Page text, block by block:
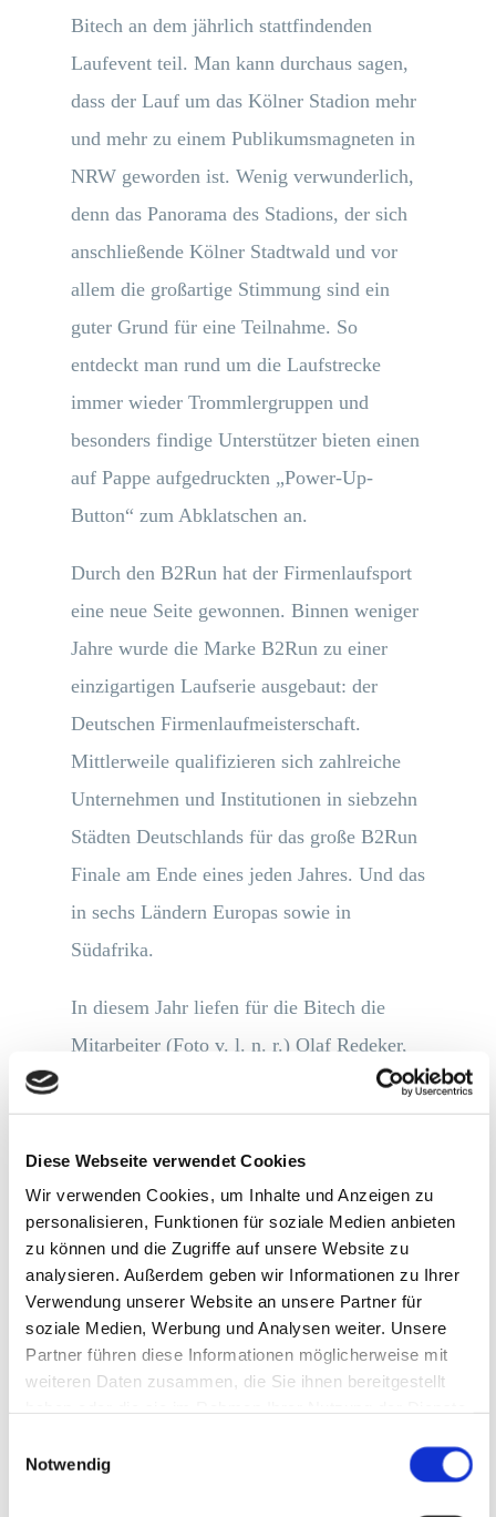
Diese Webseite verwendet Cookies
Wir verwenden Cookies, um Inhalte und Anzeigen zu
personalisieren, Funktionen für soziale Medien anbieten
zu können und die Zugriffe auf unsere Website zu
analysieren. Außerdem geben wir Informationen zu Ihrer
Verwendung unserer Website an unsere Partner für
soziale Medien, Werbung und Analysen weiter. Unsere
Partner führen diese Informationen möglicherweise mit
weiteren Daten zusammen, die Sie ihnen bereitgestellt
Notwendig
Bitech an dem jährlich stattfindenden
Laufevent teil. Man kann durchaus sagen,
dass der Lauf um das Kölner Stadion mehr
und mehr zu einem Publikumsmagneten in
NRW geworden ist. Wenig verwunderlich,
denn das Panorama des Stadions, der sich
anschließende Kölner Stadtwald und vor
allem die großartige Stimmung sind ein
guter Grund für eine Teilnahme. So
entdeckt man rund um die Laufstrecke
immer wieder Trommlergruppen und
besonders findige Unterstützer bieten einen
auf Pappe aufgedruckten „Power-Up-
Button“ zum Abklatschen an.
Durch den B2Run hat der Firmenlaufsport
eine neue Seite gewonnen. Binnen weniger
Jahre wurde die Marke B2Run zu einer
einzigartigen Laufserie ausgebaut: der
Deutschen Firmenlaufmeisterschaft.
Mittlerweile qualifizieren sich zahlreiche
Unternehmen und Institutionen in siebzehn
Städten Deutschlands für das große B2Run
Finale am Ende eines jeden Jahres. Und das
in sechs Ländern Europas sowie in
Südafrika.
In diesem Jahr liefen für die Bitech die
Mitarbeiter (Foto v. l. n. r.) Olaf Redeker,
Mathias Furlan, Bajram Midzaiti, Reiner
Geißdörfer, Thorsten Lehmann und Thomas
Barleben.
Die Anmeldung für 2019 kann schon bald
ausgefüllt werden – wir sind wieder mit
dabei!
Neueste Beiträge
Mi, 22.07. Webinar » Entscheidungen